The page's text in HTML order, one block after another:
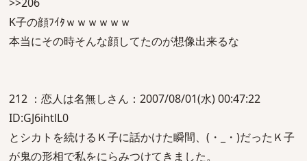
K子の顔ﾌｲﾀｗｗｗｗｗｗ
本当にその時そんな顔してたのが想像出来るな
212 ：恋人は名無しさん：2007/08/01(水) 00:47:22
ID:GJ6ihtlL0
とシカトを続けるＫ子に話かけた瞬間、(・_・)だったＫ子
が鬼の形相で私をにらみつけてきました。